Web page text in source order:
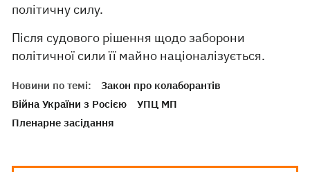
політичну силу.
Після судового рішення щодо заборони
політичної сили її майно націоналізується.
Новини по темі:
Закон про колаборантів
Війна України з Росією
УПЦ МП
Пленарне засідання